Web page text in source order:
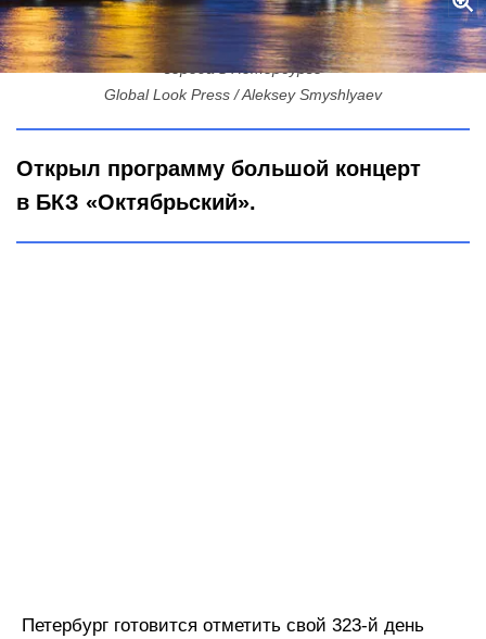
230 событий и музыкальный мост: гид по самому длинному Дню
города в Петербурге
Global Look Press / Aleksey Smyshlyaev
Открыл программу большой концерт
в БКЗ «Октябрьский».
Петербург готовится отметить свой 323-й день